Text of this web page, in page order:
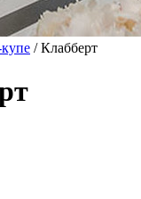
/ Клабберт